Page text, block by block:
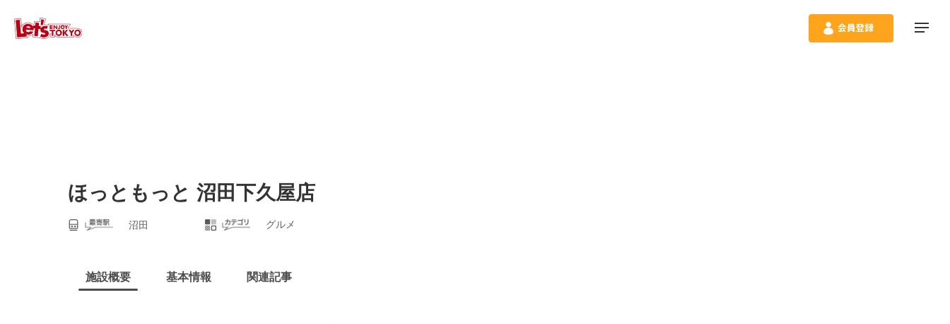
ほっともっと 沼田下久屋店
沼田 グルメ
施設概要 基本情報 関連記事